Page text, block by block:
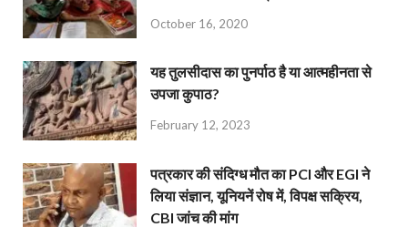
October 16, 2020
यह तुलसीदास का पुनर्पाठ है या आत्महीनता से
उपजा कुपाठ?
February 12, 2023
पत्रकार की संदिग्ध मौत का PCI और EGI ने
लिया संज्ञान, यूनियनें रोष में, विपक्ष सक्रिय,
CBI जांच की मांग